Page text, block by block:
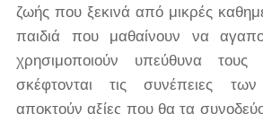
ζωής που ξεκινά από μικρές
παιδιά που μαθαίνουν να
χρησιμοποιούν υπεύθυνα
σκέφτονται τις συνέπειες
αποκτούν αξίες που θα τα